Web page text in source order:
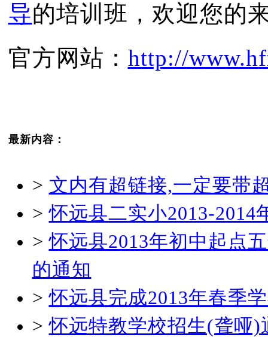
导的培训班，欢迎您的
官方网站： http://
最新内容：
> 文内有超链接,一定要带
>怀远县二实小2013-2014
>怀远县2013年初中起点
的通知
>怀远县完成2013年春季
>怀远特教学校招生(聋哑)